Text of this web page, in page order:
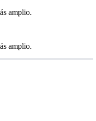
amplio.
amplio.